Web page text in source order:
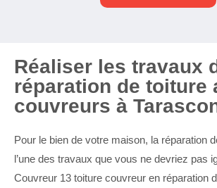
Réaliser les travaux
réparation de toiture
couvreurs à
Pour le bien de votre maison, la réparation
l’une des travaux que vous ne devriez pas
Couvreur 13 toiture couvreur en réparation